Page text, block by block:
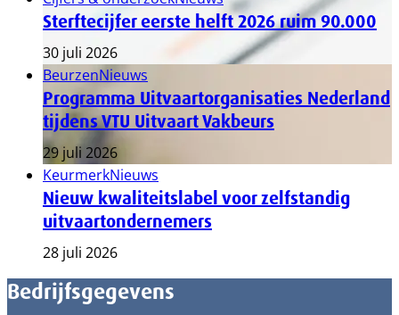
Sterftecijfer eerste helft 2026 ruim 90.000
30 juli 2026
BeurzenNieuws
Programma Uitvaartorganisaties Nederland
tijdens VTU Uitvaart Vakbeurs
29 juli 2026
KeurmerkNieuws
Nieuw kwaliteitslabel voor zelfstandig
uitvaartondernemers
28 juli 2026
Bedrijfsgegevens